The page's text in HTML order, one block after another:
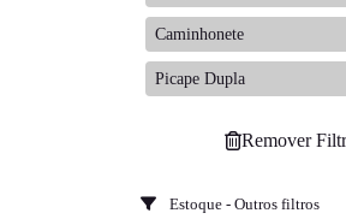
Caminhonete
Picape Dupla
Remover
Estoque - Outros filtros